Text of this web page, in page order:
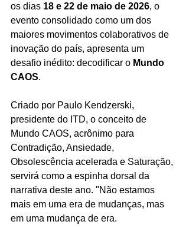
os dias 18 e 22 de maio de 2026, o
evento consolidado como um dos
maiores movimentos colaborativos de
inovação do país, apresenta um
desafio inédito: decodificar o Mundo
CAOS.
Criado por Paulo Kendzerski,
presidente do ITD, o conceito de
Mundo CAOS, acrônimo para
Contradição, Ansiedade,
Obsolescência acelerada e Saturação,
servirá como a espinha dorsal da
narrativa deste ano. "Não estamos
mais em uma era de mudanças, mas
em uma mudança de era.